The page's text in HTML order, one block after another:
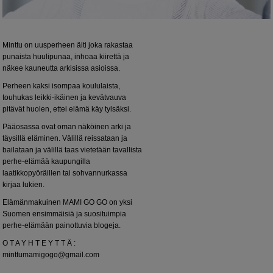
Minttu on uusperheen äiti joka rakastaa
punaista huulipunaa, inhoaa kiirettä ja
näkee kauneutta arkisissa asioissa.
Perheen kaksi isompaa koululaista,
touhukas leikki-ikäinen ja kevätvauva
pitävät huolen, ettei elämä käy tylsäksi.
Pääosassa ovat oman näköinen arki ja
täysillä eläminen. Välillä reissataan ja
bailataan ja välillä taas vietetään tavallista
perhe-elämää kaupungilla
laatikkopyöräillen tai sohvannurkassa
kirjaa lukien.
Elämänmakuinen MAMI GO GO on yksi
Suomen ensimmäisiä ja suosituimpia
perhe-elämään painottuvia blogeja.
O T A Y H T E Y T T Ä :
minttumamigogo@gmail.com